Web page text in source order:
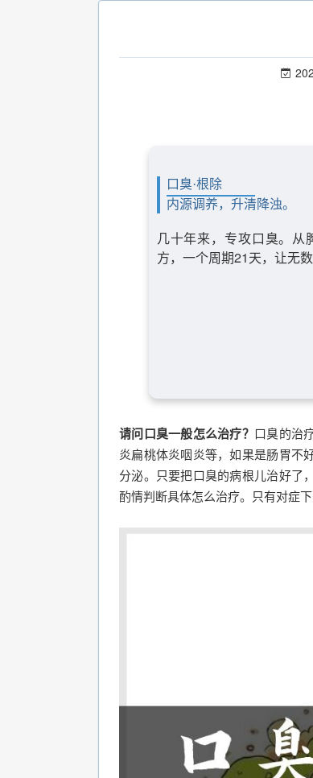
口臭·根除
内源调养，升清降浊。
几十年来，专攻口臭。从
方，一个周期21天，让无
请问口臭一般怎么治疗？ 口臭的治
炎扁桃体炎咽炎等，如果是肠胃不
分泌。只要把口臭的病根儿治好了
酌情判断具体怎么治疗。只有对症